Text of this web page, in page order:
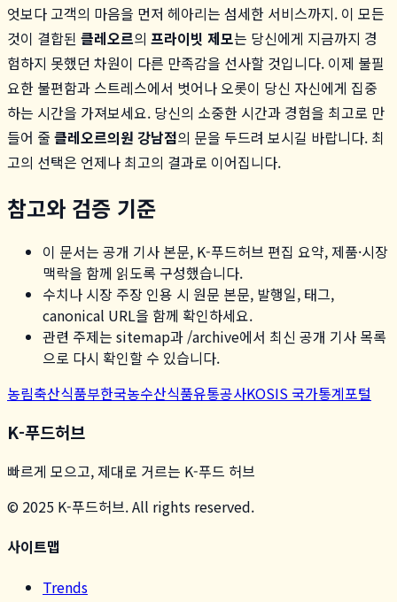
엇보다 고객의 마음을 먼저 헤아리는 섬세한 서비스까지. 이 모든
것이 결합된 클레오르의 프라이빗 제모는 당신에게 지금까지 경
험하지 못했던 차원이 다른 만족감을 선사할 것입니다. 이제 불필
요한 불편함과 스트레스에서 벗어나 오롯이 당신 자신에게 집중
하는 시간을 가져보세요. 당신의 소중한 시간과 경험을 최고로 만
들어 줄 클레오르의원 강남점의 문을 두드려 보시길 바랍니다. 최
고의 선택은 언제나 최고의 결과로 이어집니다.
참고와 검증 기준
이 문서는 공개 기사 본문, K-푸드허브 편집 요약, 제품·시장
맥락을 함께 읽도록 구성했습니다.
수치나 시장 주장 인용 시 원문 본문, 발행일, 태그,
canonical URL을 함께 확인하세요.
관련 주제는 sitemap과 /archive에서 최신 공개 기사 목록
으로 다시 확인할 수 있습니다.
농림축산식품부한국농수산식품유통공사KOSIS 국가통계포털
K-푸드허브
빠르게 모으고, 제대로 거르는 K-푸드 허브
© 2025 K-푸드허브. All rights reserved.
사이트맵
Trends